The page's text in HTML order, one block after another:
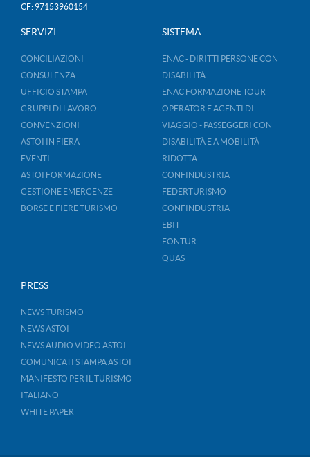
CF: 97153960154
SERVIZI
CONCILIAZIONI
CONSULENZA
UFFICIO STAMPA
GRUPPI DI LAVORO
CONVENZIONI
ASTOI IN FIERA
EVENTI
ASTOI FORMAZIONE
GESTIONE EMERGENZE
BORSE E FIERE TURISMO
SISTEMA
ENAC - DIRITTI PERSONE CON
DISABILITÀ
ENAC FORMAZIONE TOUR
OPERATOR E AGENTI DI
VIAGGIO - PASSEGGERI CON
DISABILITÀ E A MOBILITÀ
RIDOTTA
CONFINDUSTRIA
FEDERTURISMO
CONFINDUSTRIA
EBIT
FONTUR
QUAS
PRESS
NEWS TURISMO
NEWS ASTOI
NEWS AUDIO VIDEO ASTOI
COMUNICATI STAMPA ASTOI
MANIFESTO PER IL TURISMO
ITALIANO
WHITE PAPER